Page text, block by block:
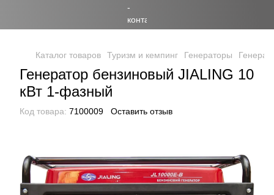
Каталог товаров Туризм и кемпинг Генераторы
Генератор бензиновый JIALING 10
кВт 1-фазный
Код товара: 7100009 Оставить отзыв